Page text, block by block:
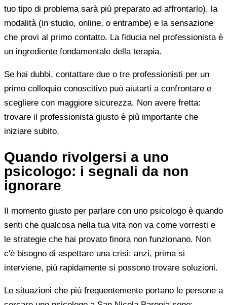
tuo tipo di problema sarà più preparato ad affrontarlo), la
modalità (in studio, online, o entrambe) e la sensazione
che provi al primo contatto. La fiducia nel professionista è
un ingrediente fondamentale della terapia.
Se hai dubbi, contattare due o tre professionisti per un
primo colloquio conoscitivo può aiutarti a confrontare e
scegliere con maggiore sicurezza. Non avere fretta:
trovare il professionista giusto è più importante che
iniziare subito.
Quando rivolgersi a uno
psicologo: i segnali da non
ignorare
Il momento giusto per parlare con uno psicologo è quando
senti che qualcosa nella tua vita non va come vorresti e
le strategie che hai provato finora non funzionano. Non
c'è bisogno di aspettare una crisi: anzi, prima si
interviene, più rapidamente si possono trovare soluzioni.
Le situazioni che più frequentemente portano le persone a